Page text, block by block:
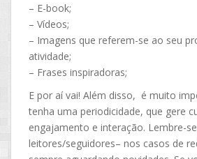
– E-book;
– Vídeos;
– Imagens que referem-se ao seu
atividade;
– Frases inspiradoras;
E por aí vai! Além disso, é muito
tenha uma periodicidade, que gere
engajamento e interação. Lembre-
leitores/seguidores– nos casos de